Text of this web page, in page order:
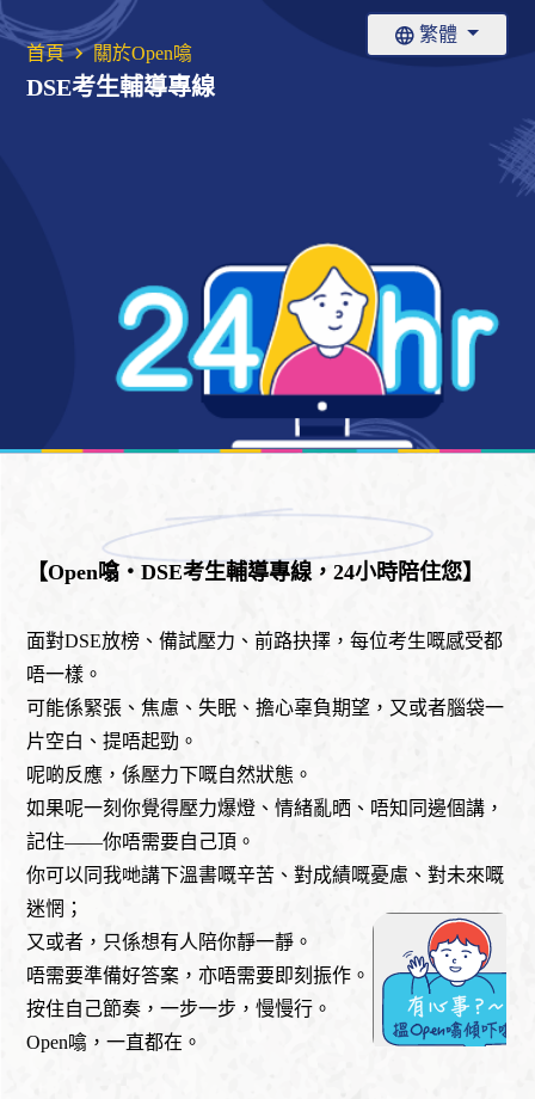
繁體
首頁
關於Open噏
DSE考生輔導專線
【Open噏・DSE考生輔導專線，24小時陪住您】
面對DSE放榜、備試壓力、前路抉擇，每位考生嘅感受都
唔一樣。
可能係緊張、焦慮、失眠、擔心辜負期望，又或者腦袋一
片空白、提唔起勁。
呢啲反應，係壓力下嘅自然狀態。
如果呢一刻你覺得壓力爆燈、情緒亂晒、唔知同邊個講，
記住——你唔需要自己頂。
你可以同我哋講下溫書嘅辛苦、對成績嘅憂慮、對未來嘅
迷惘；
又或者，只係想有人陪你靜一靜。
唔需要準備好答案，亦唔需要即刻振作。
按住自己節奏，一步一步，慢慢行。
Open噏，一直都在。